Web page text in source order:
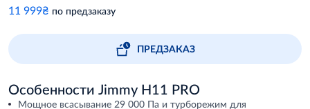
ПРЕДЗАКАЗ
11 999₴ по предзаказу
Особенности Jimmy H11 PRO
Мощное всасывание 29 000 Па и турборежим для